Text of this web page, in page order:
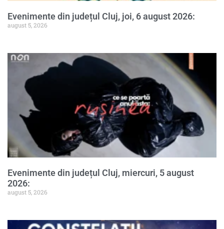
Evenimente din județul Cluj, joi, 6 august 2026:
august 5, 2026
Evenimente din județul Cluj, miercuri, 5 august
2026:
august 5, 2026